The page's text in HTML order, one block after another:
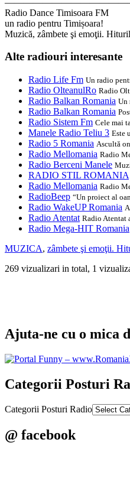
Radio Dance Timisoara FM
un radio pentru Timișoara!
Muzică, zâmbete şi emoţii.
Alte radiouri interesante
Radio Life Fm Un radio
Radio OlteanulRo Radio
Radio Balkan Romania Un
Radio Balkan Romania
Radio Sistem Fm Cele mai
Manele Radio Teliu 3 Este
Radio 5 Romania Ascultă
Radio Mellomania Radio
Radio Berceni Manele
RADIO STIL ROMANIA
Radio Mellomania Radio
RadioBeep “Un proiect al
Radio WakeUP Romania
Radio Atentat Radio Atentat
Radio Mega-HIT Romania
MUZICA, zâmbete şi emoţii.
269 vizualizari in total, 1
Ajuta-ne cu o mica
Categorii Posturi
Categorii Posturi Radio
@ facebook